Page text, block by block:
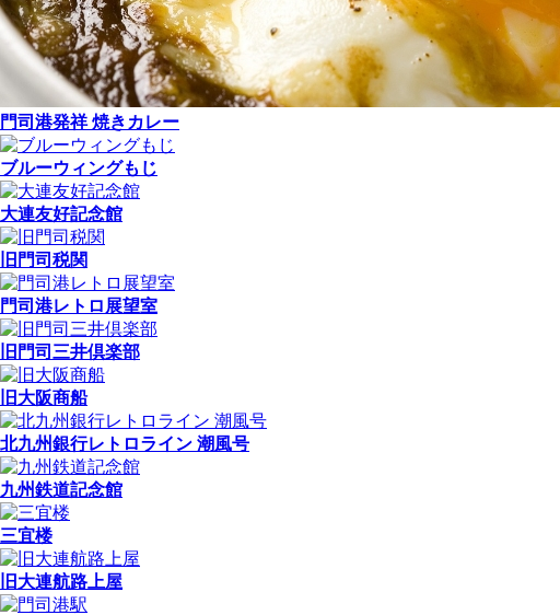
門司港発祥 焼きカレー
ブルーウィングもじ
大連友好記念館
旧門司税関
門司港レトロ展望室
旧門司三井倶楽部
旧大阪商船
北九州銀行レトロライン 潮風号
九州鉄道記念館
三宜楼
旧大連航路上屋